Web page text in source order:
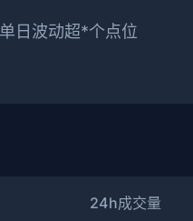
日波动超*个点位
24h成交量